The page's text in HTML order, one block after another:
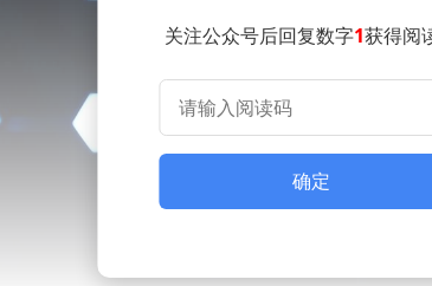
关注公众号后回复数字1获得阅
确定